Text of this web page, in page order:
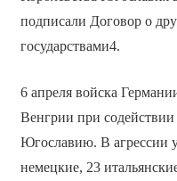
подписали Договор о
государствами4.
6 апреля войска
Венгрии при
Югославию. В агрессии
немецкие, 23